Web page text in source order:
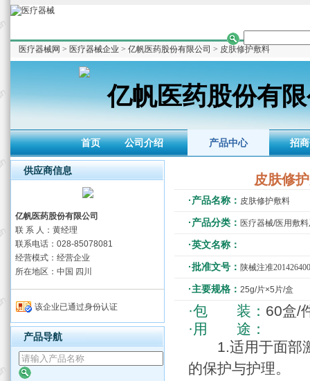
医疗器械网 > 医疗器械企业 > 亿帆医药股份有限公司 > 皮肤修护敷料
亿帆医药股份有
首页 公司介绍 产品中心 招
皮肤修
·产品名称： 皮肤修护敷料
·产品分类： 医疗器械/医用敷
·英文名称：
·批准文号： 陕械注准
·主要规格： 25g/片×5片/盒
·包 装： 60盒/
·用 途：
1.适用于面部激
的保护与护理。
供应商信息
亿帆医药股份有限公司
联 系 人：黄经理
联系电话：028-85078081
经营模式：经营企业
所在地区：中国 四川
该企业已通过身份认证
产品导航